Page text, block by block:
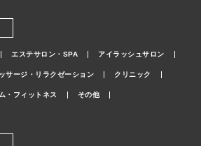
エステサロン・SPA アイラッシュサロン
サージ・リラクゼーション クリニック
・フィットネス その他